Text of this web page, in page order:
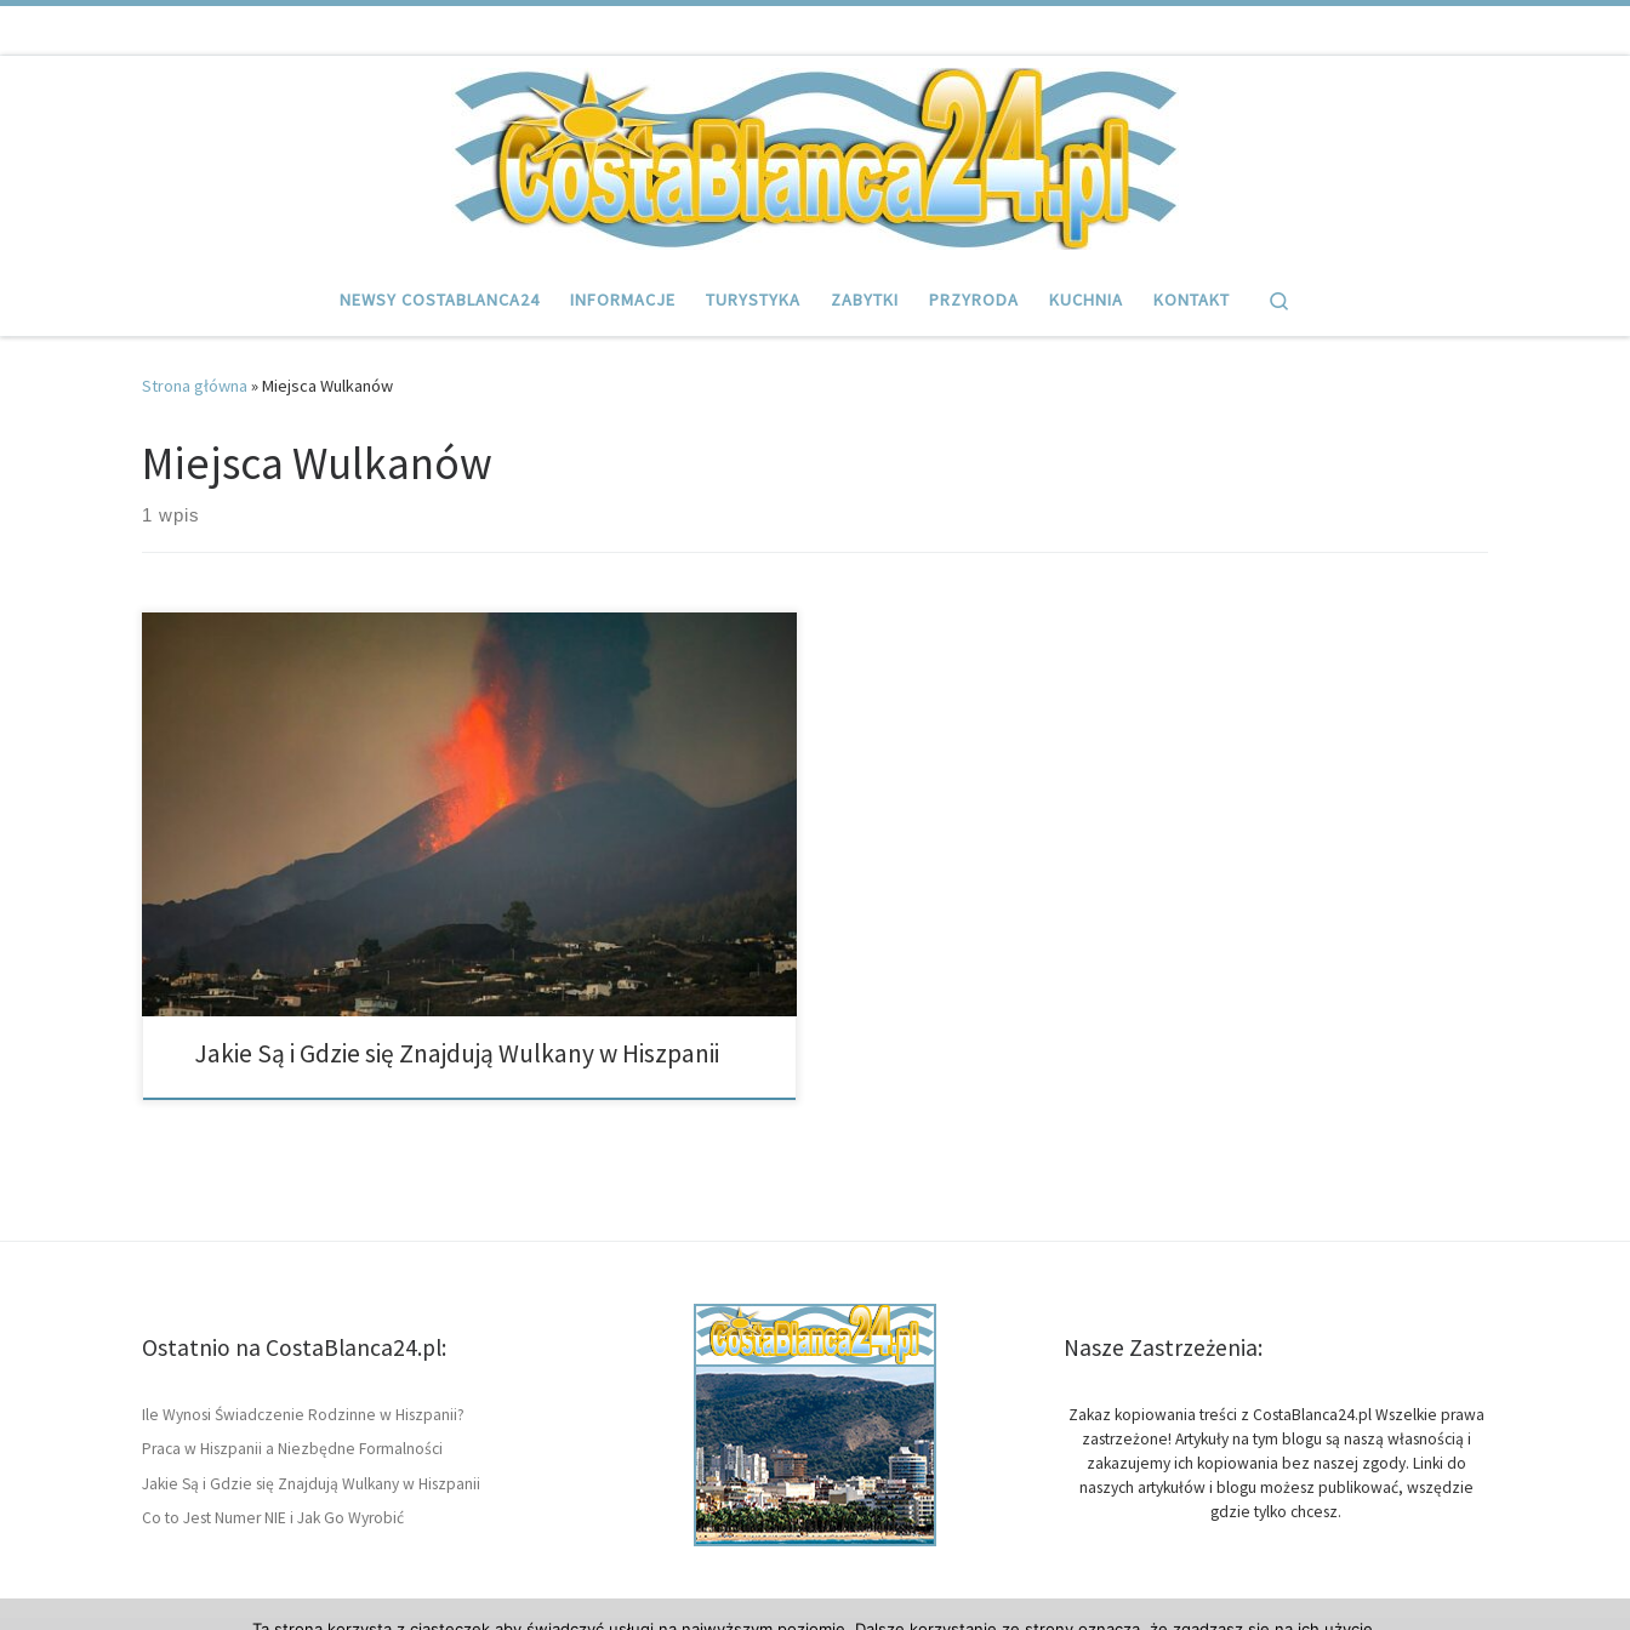
NEWSY COSTABLANCA24 INFORMACJE TURYSTYKA ZABYTKI PRZYRODA KUCHNIA KONTAKT
Strona główna »Miejsca Wulkanów
Miejsca Wulkanów
1 wpis
Wulkany to jedne z najniebezpieczniejszych i najpiękniejszych tworów przyrody.
Powstają na styku płyt tektonicznych i są przewodnikami ciepła między wnętrzem a
płaszczem Ziemi. Do tej pory na planecie znajduje się […]
Jakie Są i Gdzie się Znajdują Wulkany w Hiszpanii
Ostatnio na CostaBlanca24.pl:
Ile Wynosi Świadczenie Rodzinne w Hiszpanii?
Praca w Hiszpanii a Niezbędne Formalności
Jakie Są i Gdzie się Znajdują Wulkany w Hiszpanii
Co to Jest Numer NIE i Jak Go Wyrobić
Nasze Zastrzeżenia:
Zakaz kopiowania treści z CostaBlanca24.pl Wszelkie prawa
zastrzeżone! Artykuły na tym blogu są naszą własnością i
zakazujemy ich kopiowania bez naszej zgody. Linki do
naszych artykułów i blogu możesz publikować, wszędzie
gdzie tylko chcesz.